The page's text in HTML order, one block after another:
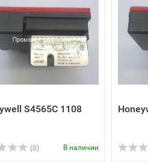
S4565C 1108
(0) В наличии